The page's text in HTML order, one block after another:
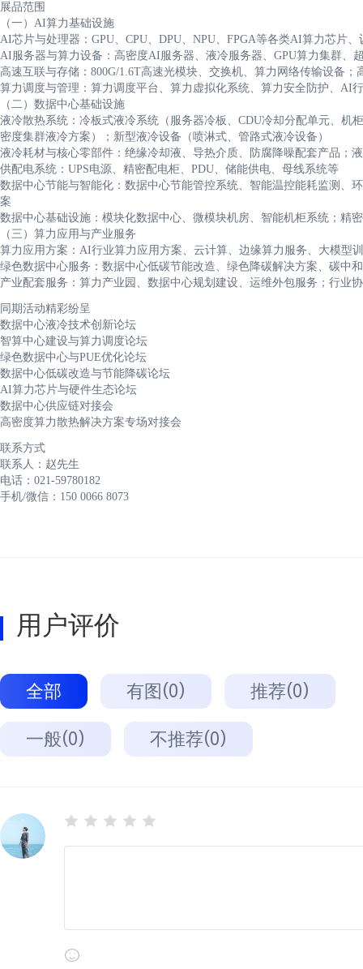
展品范围
（一）AI算力基础设施
AI芯片与处理器：GPU、CPU、DPU、NPU、FPGA等各类AI算力芯片
AI服务器与算力设备：高密度AI服务器、液冷服务器、GPU算力集群、
高速互联与存储：800G/1.6T高速光模块、交换机、算力网络传输设备
算力调度与管理：算力调度平台、算力虚拟化系统、算力安全防护、AI
（二）数据中心基础设施
液冷散热系统：冷板式液冷系统（服务器冷板、CDU冷却分配单元、机
密度集群液冷方案）；新型液冷设备（喷淋式、管路式液冷设备）
液冷耗材与核心零部件：绝缘冷却液、导热介质、防腐降噪配套产品；
供配电系统：UPS电源、精密配电柜、PDU、储能供电、母线系统等
数据中心节能与智能化：数据中心节能管控系统、智能温控能耗监测、
案
数据中心基础设施：模块化数据中心、微模块机房、智能机柜系统；精
（三）算力应用与产业服务
算力应用方案：AI行业算力应用方案、云计算、边缘算力服务、大模型
绿色数据中心服务：数据中心低碳节能改造、绿色降碳解决方案、碳中
产业配套服务：算力产业园、数据中心规划建设、运维外包服务；行业
同期活动精彩纷呈
数据中心液冷技术创新论坛
智算中心建设与算力调度论坛
绿色数据中心与PUE优化论坛
数据中心低碳改造与节能降碳论坛
AI算力芯片与硬件生态论坛
数据中心供应链对接会
高密度算力散热解决方案专场对接会
联系方式
联系人：赵先生
电话：021-59780182
手机/微信：150 0066 8073
用户评价
全部 有图(0) 推荐(0)
一般(0) 不推荐(0)